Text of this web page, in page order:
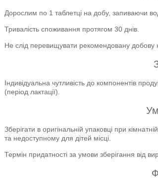
Дорослим по 1 таблетці на добу, запиваючи
Тривалість споживання протягом 30 днів.
Не слід перевищувати рекомендовану добову
Індивідуальна чутливість до компонентів
(період лактації).
Зберігати в оригінальній упаковці при
та недоступному для дітей місці.
Термін придатності за умови зберігання від